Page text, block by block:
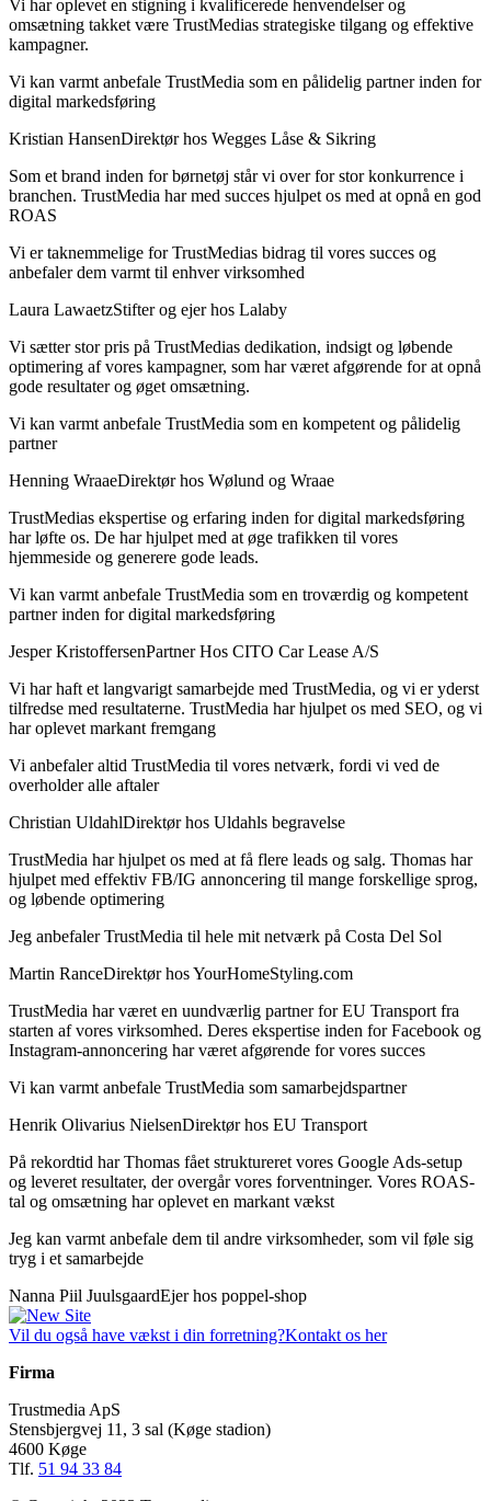
Vi har oplevet en stigning i kvalificerede henvendelser og
omsætning takket være TrustMedias strategiske tilgang og effektive
kampagner.
Vi kan varmt anbefale TrustMedia som en pålidelig partner inden for
digital markedsføring
Kristian HansenDirektør hos Wegges Låse & Sikring
Som et brand inden for børnetøj står vi over for stor konkurrence i
branchen. TrustMedia har med succes hjulpet os med at opnå en god
ROAS
Vi er taknemmelige for TrustMedias bidrag til vores succes og
anbefaler dem varmt til enhver virksomhed
Laura LawaetzStifter og ejer hos Lalaby
Vi sætter stor pris på TrustMedias dedikation, indsigt og løbende
optimering af vores kampagner, som har været afgørende for at opnå
gode resultater og øget omsætning.
Vi kan varmt anbefale TrustMedia som en kompetent og pålidelig
partner
Henning WraaeDirektør hos Wølund og Wraae
TrustMedias ekspertise og erfaring inden for digital markedsføring
har løfte os. De har hjulpet med at øge trafikken til vores
hjemmeside og generere gode leads.
Vi kan varmt anbefale TrustMedia som en troværdig og kompetent
partner inden for digital markedsføring
Jesper KristoffersenPartner Hos CITO Car Lease A/S
Vi har haft et langvarigt samarbejde med TrustMedia, og vi er yderst
tilfredse med resultaterne. TrustMedia har hjulpet os med SEO, og vi
har oplevet markant fremgang
Vi anbefaler altid TrustMedia til vores netværk, fordi vi ved de
overholder alle aftaler
Christian UldahlDirektør hos Uldahls begravelse
TrustMedia har hjulpet os med at få flere leads og salg. Thomas har
hjulpet med effektiv FB/IG annoncering til mange forskellige sprog,
og løbende optimering
Jeg anbefaler TrustMedia til hele mit netværk på Costa Del Sol
Martin RanceDirektør hos YourHomeStyling.com
TrustMedia har været en uundværlig partner for EU Transport fra
starten af vores virksomhed. Deres ekspertise inden for Facebook og
Instagram-annoncering har været afgørende for vores succes
Vi kan varmt anbefale TrustMedia som samarbejdspartner
Henrik Olivarius NielsenDirektør hos EU Transport
På rekordtid har Thomas fået struktureret vores Google Ads-setup
og leveret resultater, der overgår vores forventninger. Vores ROAS-
tal og omsætning har oplevet en markant vækst
Jeg kan varmt anbefale dem til andre virksomheder, som vil føle sig
tryg i et samarbejde
Nanna Piil JuulsgaardEjer hos poppel-shop
Vil du også have vækst i din forretning?Kontakt os her
Firma
Trustmedia ApS
Stensbjergvej 11, 3 sal (Køge stadion)
4600 Køge
Tlf. 51 94 33 84